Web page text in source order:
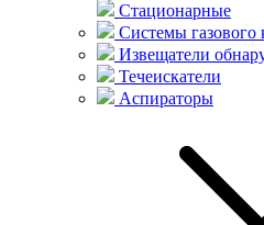
Стационарные
Системы газового
Извещатели
Течеискатели
Аспираторы